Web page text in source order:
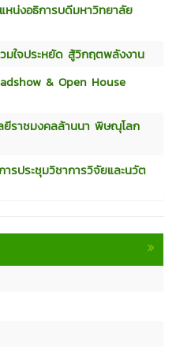
หน่งอธิการบดีมหาวิทยาลัย
มใจประหยัด สู้วิกฤตพลังงาน
& Open House
ยีราชมงคลล้านนา พิษณุโลก
รประชุมวิชาการวิจัยและนวัต